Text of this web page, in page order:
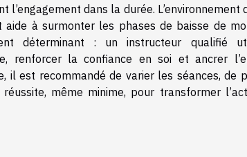
dans la durée. L’environnement
à surmonter les phases de baisse de
déterminant : un instructeur qualifié
renforcer la confiance en soi et ancrer
il est recommandé de varier les séances, de
même minime, pour transformer